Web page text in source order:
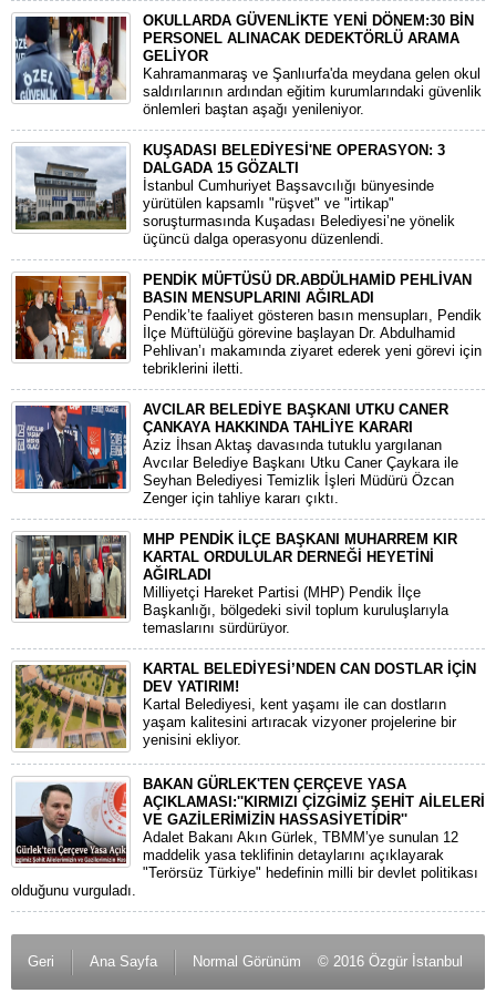
OKULLARDA GÜVENLİKTE YENİ DÖNEM:30 BİN
PERSONEL ALINACAK DEDEKTÖRLÜ ARAMA
GELİYOR
​Kahramanmaraş ve Şanlıurfa'da meydana gelen okul
saldırılarının ardından eğitim kurumlarındaki güvenlik
önlemleri baştan aşağı yenileniyor.
KUŞADASI BELEDİYESİ'NE OPERASYON: 3
DALGADA 15 GÖZALTI
​İstanbul Cumhuriyet Başsavcılığı bünyesinde
yürütülen kapsamlı "rüşvet" ve "irtikap"
soruşturmasında Kuşadası Belediyesi’ne yönelik
üçüncü dalga operasyonu düzenlendi.
PENDİK MÜFTÜSÜ DR.ABDÜLHAMİD PEHLİVAN
BASIN MENSUPLARINI AĞIRLADI
​Pendik’te faaliyet gösteren basın mensupları, Pendik
İlçe Müftülüğü görevine başlayan Dr. Abdulhamid
Pehlivan’ı makamında ziyaret ederek yeni görevi için
tebriklerini iletti.
AVCILAR BELEDİYE BAŞKANI UTKU CANER
ÇANKAYA HAKKINDA TAHLİYE KARARI
​Aziz İhsan Aktaş davasında tutuklu yargılanan
Avcılar Belediye Başkanı Utku Caner Çaykara ile
Seyhan Belediyesi Temizlik İşleri Müdürü Özcan
Zenger için tahliye kararı çıktı.
MHP PENDİK İLÇE BAŞKANI MUHARREM KIR
KARTAL ORDULULAR DERNEĞİ HEYETİNİ
AĞIRLADI
​Milliyetçi Hareket Partisi (MHP) Pendik İlçe
Başkanlığı, bölgedeki sivil toplum kuruluşlarıyla
temaslarını sürdürüyor.
KARTAL BELEDİYESİ’NDEN CAN DOSTLAR İÇİN
DEV YATIRIM!
Kartal Belediyesi, kent yaşamı ile can dostların
yaşam kalitesini artıracak vizyoner projelerine bir
yenisini ekliyor.
BAKAN GÜRLEK'TEN ÇERÇEVE YASA
AÇIKLAMASI:''KIRMIZI ÇİZGİMİZ ŞEHİT AİLELERİ
VE GAZİLERİMİZİN HASSASİYETİDİR''
Adalet Bakanı Akın Gürlek, TBMM’ye sunulan 12
maddelik yasa teklifinin detaylarını açıklayarak
"Terörsüz Türkiye" hedefinin milli bir devlet politikası
olduğunu vurguladı.
Geri Ana Sayfa Normal Görünüm © 2016 Özgür İstanbul